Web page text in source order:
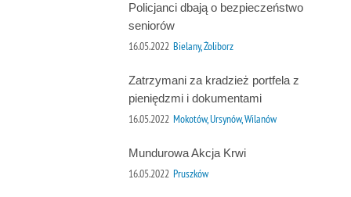
Policjanci dbają o bezpieczeństwo
seniorów
16.05.2022 Bielany, Żoliborz
Zatrzymani za kradzież portfela z
pieniędzmi i dokumentami
16.05.2022 Mokotów, Ursynów, Wilanów
Mundurowa Akcja Krwi
16.05.2022 Pruszków